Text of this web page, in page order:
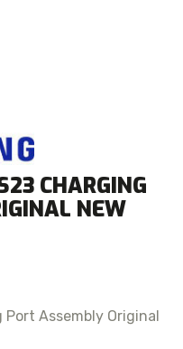
CHARGING
NEW
Port Assembly Original